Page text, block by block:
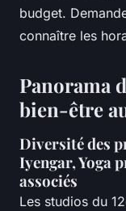
budget.
connaître les
Panorama
bien-être
Diversité des
Iyengar, Yoga
associés
Les studios du